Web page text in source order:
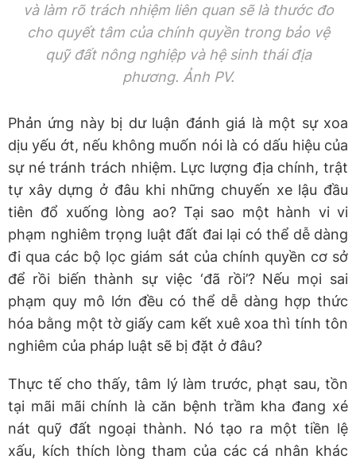
và làm rõ trách nhiệm liên quan sẽ là thước đo
cho quyết tâm của chính quyền trong bảo vệ
quỹ đất nông nghiệp và hệ sinh thái địa
phương. Ảnh PV.
Phản ứng này bị dư luận đánh giá là một sự xoa
dịu yếu ớt, nếu không muốn nói là có dấu hiệu của
sự né tránh trách nhiệm. Lực lượng địa chính, trật
tự xây dựng ở đâu khi những chuyến xe lậu đầu
tiên đổ xuống lòng ao? Tại sao một hành vi vi
phạm nghiêm trọng luật đất đai lại có thể dễ dàng
đi qua các bộ lọc giám sát của chính quyền cơ sở
để rồi biến thành sự việc ‘đã rồi’? Nếu mọi sai
phạm quy mô lớn đều có thể dễ dàng hợp thức
hóa bằng một tờ giấy cam kết xuê xoa thì tính tôn
nghiêm của pháp luật sẽ bị đặt ở đâu?
Thực tế cho thấy, tâm lý làm trước, phạt sau, tồn
tại mãi mãi chính là căn bệnh trầm kha đang xé
nát quỹ đất ngoại thành. Nó tạo ra một tiền lệ
xấu, kích thích lòng tham của các cá nhân khác